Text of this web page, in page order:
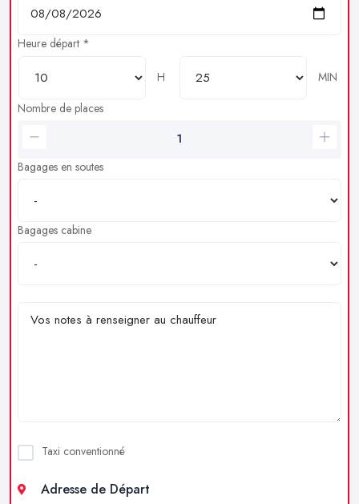
Heure départ *
H
MIN
Nombre de places
Bagages en soutes
Bagages cabine
Taxi conventionné
Adresse de Départ